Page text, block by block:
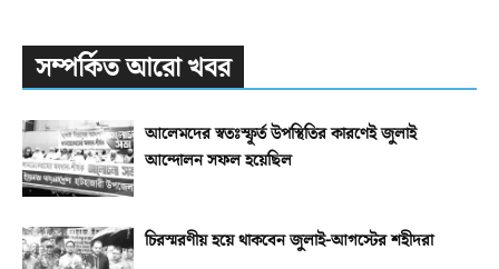
সম্পর্কিত আরো খবর
আলেমদের স্বতঃস্ফূর্ত উপস্থিতির কারণেই জুলাই
আন্দোলন সফল হয়েছিল
চিরস্মরণীয় হয়ে থাকবেন জুলাই-আগস্টের শহীদরা